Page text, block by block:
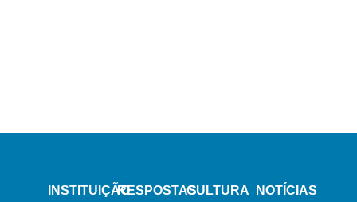
INSTITUIÇÃORESPOSTASCULTURA NOTÍCIAS